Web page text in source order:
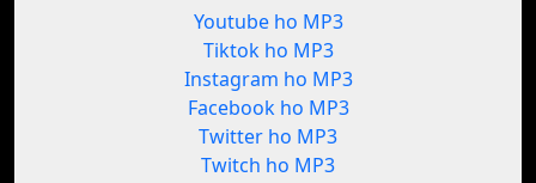
Youtube ho MP3
Tiktok ho MP3
Instagram ho MP3
Facebook ho MP3
Twitter ho MP3
Twitch ho MP3